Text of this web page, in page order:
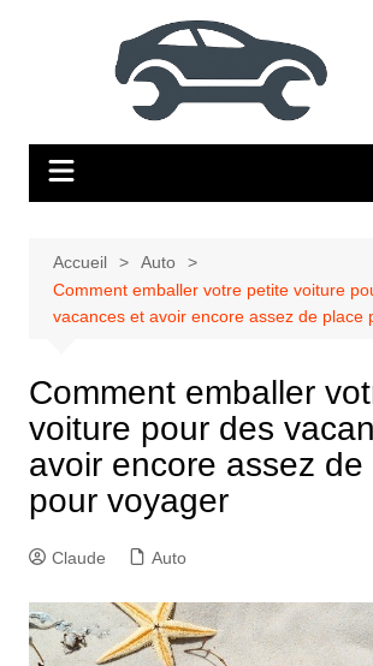
Accueil
Auto
Comment emballer votre petite voiture
vacances et avoir encore assez de place
Comment emballer
voiture pour des
avoir encore assez de
pour voyager
Claude Auto